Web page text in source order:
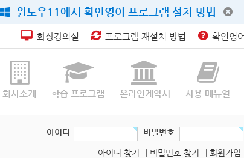
윈도우11에서 확인영어 프로그램 설치 방법
화상강의실 프로그램 재설치 방법 확인영
회사소개 학습 프로그램 온라인계약서 사용 매뉴얼
아이디 비밀번호
아이디 찾기 | 비밀번호 찾기 | 회원가입